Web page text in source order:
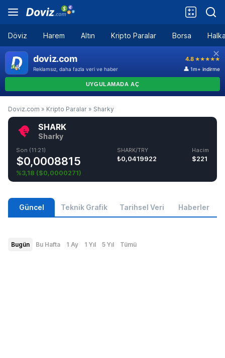
Döviz Harem Altın Kripto Paralar Borsa
Doviz.com » Kripto Paralar » Sharky
SHARK
Sharky
Son (11:21)
$0,0008815
%3,18 ($0,0000271)
SHARK/TRY
₺0,0419922
Hacim
$221
Güncel Teknik Grafik Tarihsel Veri Haberler
Bugün Bu Hafta 1 Ay 1 Yıl 5 Yıl Tümü